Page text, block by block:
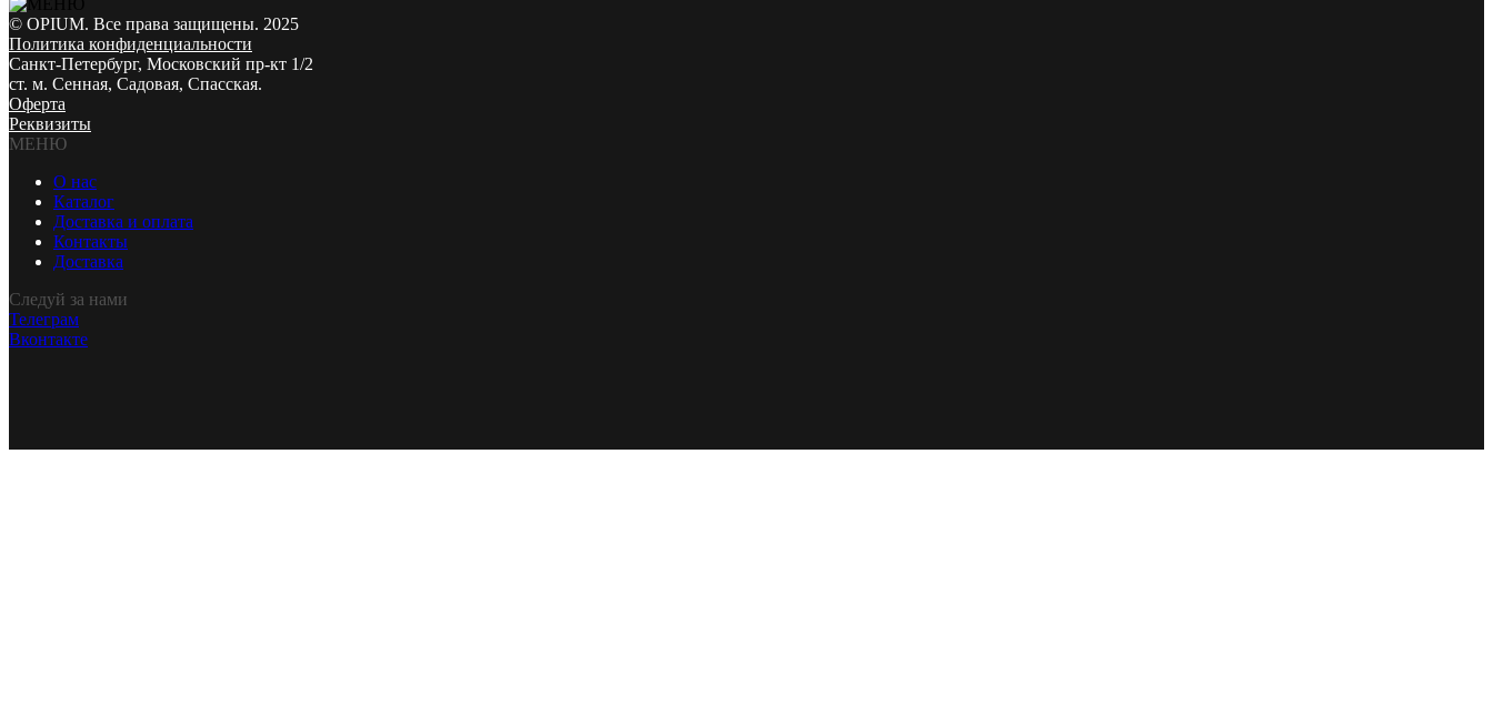
© OPIUM. Все права защищены. 2025
Политика конфиденциальности
Санкт-Петербург, Московский пр-кт 1/2
ст. м. Сенная, Садовая, Спасская.
Оферта
Реквизиты
МЕНЮ
О нас
Каталог
Доставка и оплата
Контакты
Доставка
Следуй за нами
Телеграм
Вконтакте